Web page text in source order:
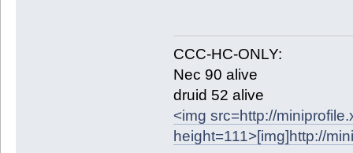
CCC-HC-ONLY:
Nec 90 alive
druid 52 alive
<img src=http://
height=111>[img]http://